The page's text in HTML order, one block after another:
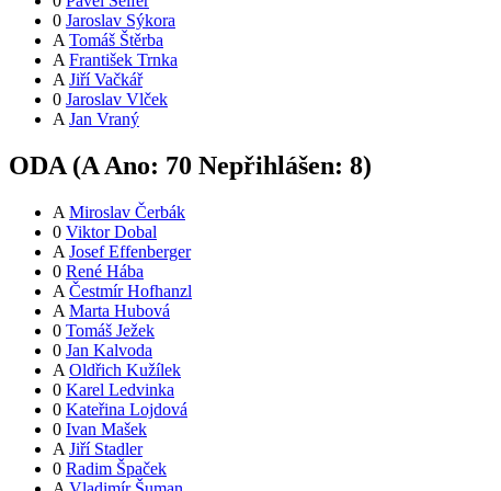
0 Jaroslav Sýkora
A Tomáš Štěrba
A František Trnka
A Jiří Vačkář
0 Jaroslav Vlček
A Jan Vraný
ODA (A Ano: 70 Nepřihlášen: 8)
A Miroslav Čerbák
0 Viktor Dobal
A Josef Effenberger
0 René Hába
A Čestmír Hofhanzl
A Marta Hubová
0 Tomáš Ježek
0 Jan Kalvoda
A Oldřich Kužílek
0 Karel Ledvinka
0 Kateřina Lojdová
0 Ivan Mašek
A Jiří Stadler
0 Radim Špaček